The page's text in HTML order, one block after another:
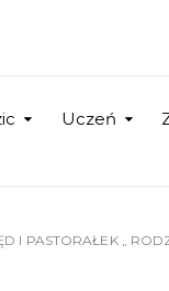
Uczeń
I PASTORAŁEK „